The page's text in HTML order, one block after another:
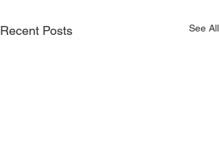
Recent Posts See All